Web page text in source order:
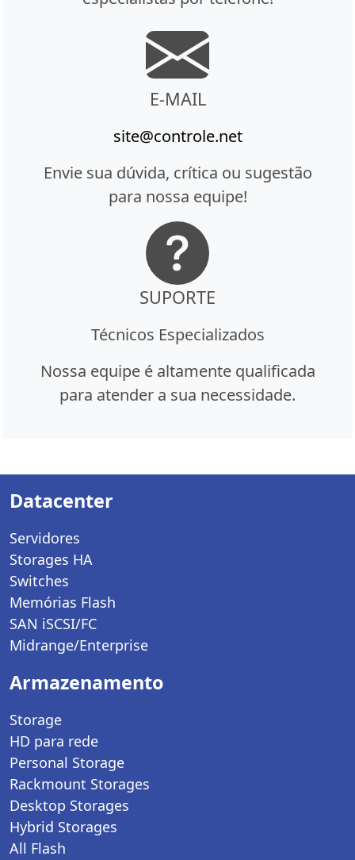
E-MAIL
site@controle.net
Envie sua dúvida, crítica ou sugestão
para nossa equipe!
SUPORTE
Técnicos Especializados
Nossa equipe é altamente qualificada
para atender a sua necessidade.
Datacenter
Servidores
Storages HA
Switches
Memórias Flash
SAN iSCSI/FC
Midrange/Enterprise
Armazenamento
Storage
HD para rede
Personal Storage
Rackmount Storages
Desktop Storages
Hybrid Storages
All Flash